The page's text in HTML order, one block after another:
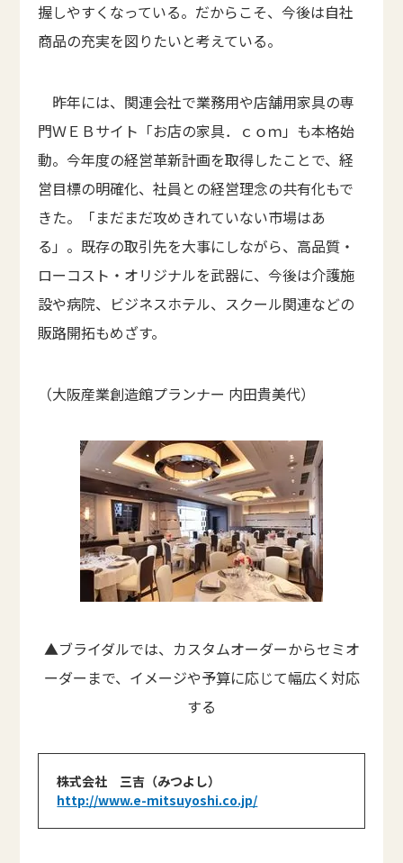
握しやすくなっている。だからこそ、今後は自社
商品の充実を図りたいと考えている。
昨年には、関連会社で業務用や店舗用家具の専
門ＷＥＢサイト「お店の家具．ｃｏｍ」も本格始
動。今年度の経営革新計画を取得したことで、経
営目標の明確化、社員との経営理念の共有化もで
きた。「まだまだ攻めきれていない市場はあ
る」。既存の取引先を大事にしながら、高品質・
ローコスト・オリジナルを武器に、今後は介護施
設や病院、ビジネスホテル、スクール関連などの
販路開拓もめざす。
（大阪産業創造館プランナー 内田貴美代）
▲ブライダルでは、カスタムオーダーからセミオ
ーダーまで、イメージや予算に応じて幅広く対応
する
株式会社 三吉（みつよし）
http://www.e-mitsuyoshi.co.jp/